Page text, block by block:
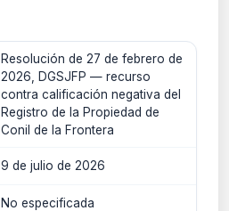
Resolución de 27 de febrero de
2026, DGSJFP — recurso
contra calificación negativa del
Registro de la Propiedad de
Conil de la Frontera
9 de julio de 2026
No especificada